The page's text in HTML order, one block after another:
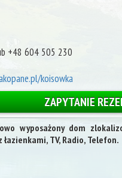
+48 604 505 230
koisowka
ZAPYTANIE
wyposażony dom
TV, Radio, Telefon.